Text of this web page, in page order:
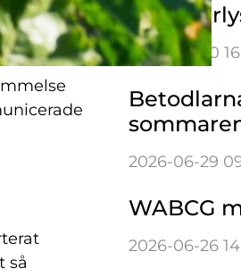
så
2026-06-30
2026-06-29
WABCG
2026-06-26